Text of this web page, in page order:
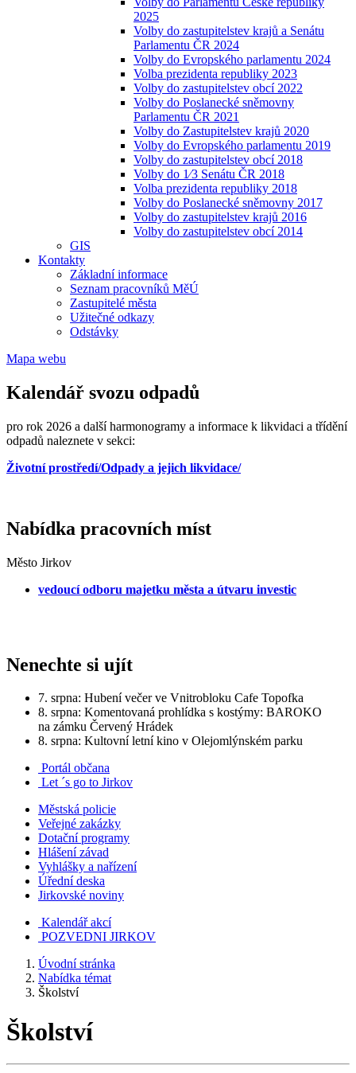
2025
Volby do zastupitelstev krajů a Senátu
Parlamentu ČR 2024
Volby do Evropského parlamentu 2024
Volba prezidenta republiky 2023
Volby do zastupitelstev obcí 2022
Volby do Poslanecké sněmovny
Parlamentu ČR 2021
Volby do Zastupitelstev krajů 2020
Volby do Evropského parlamentu 2019
Volby do zastupitelstev obcí 2018
Volby do 1⁄3 Senátu ČR 2018
Volba prezidenta republiky 2018
Volby do Poslanecké sněmovny 2017
Volby do zastupitelstev krajů 2016
Volby do zastupitelstev obcí 2014
GIS
Kontakty
Základní informace
Seznam pracovníků MěÚ
Zastupitelé města
Užitečné odkazy
Odstávky
Mapa webu
Kalendář svozu odpadů
pro rok 2026 a další harmonogramy a informace k likvidaci a třídění
odpadů naleznete v sekci:
Životní prostředí/Odpady a jejich likvidace/
Nabídka pracovních míst
Město Jirkov
vedoucí odboru majetku města a útvaru investic
Nenechte si ujít
7. srpna: Hubení večer ve Vnitrobloku Cafe Topofka
8. srpna: Komentovaná prohlídka s kostýmy: BAROKO
na zámku Červený Hrádek
8. srpna: Kultovní letní kino v Olejomlýnském parku
Portál občana
Let ´s go to Jirkov
Městská policie
Veřejné zakázky
Dotační programy
Hlášení závad
Vyhlášky a nařízení
Úřední deska
Jirkovské noviny
Kalendář akcí
POZVEDNI JIRKOV
Úvodní stránka
Nabídka témat
Školství
Školství